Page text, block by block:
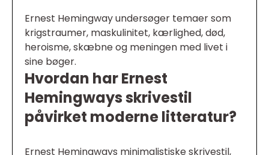
Ernest Hemingway undersøger temaer som
krigstraumer, maskulinitet, kærlighed, død,
heroisme, skæbne og meningen med livet i
sine bøger.
Hvordan har Ernest
Hemingways skrivestil
påvirket moderne litteratur?
Ernest Hemingways minimalistiske skrivestil,